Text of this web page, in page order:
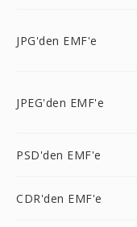
JPG'den EMF'e
JPEG'den EMF'e
PSD'den EMF'e
CDR'den EMF'e